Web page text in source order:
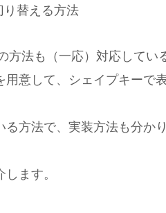
り替える方法
法も（一応）対応してい
意して、シェイプキーで
方法で、実装方法も分か
ます。